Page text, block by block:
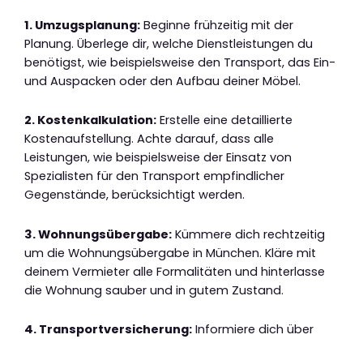
1. Umzugsplanung: Beginne frühzeitig mit der
Planung. Überlege dir, welche Dienstleistungen du
benötigst, wie beispielsweise den Transport, das Ein-
und Auspacken oder den Aufbau deiner Möbel.
2. Kostenkalkulation: Erstelle eine detaillierte
Kostenaufstellung. Achte darauf, dass alle
Leistungen, wie beispielsweise der Einsatz von
Spezialisten für den Transport empfindlicher
Gegenstände, berücksichtigt werden.
3. Wohnungsübergabe: Kümmere dich rechtzeitig
um die Wohnungsübergabe in München. Kläre mit
deinem Vermieter alle Formalitäten und hinterlasse
die Wohnung sauber und in gutem Zustand.
4. Transportversicherung: Informiere dich über